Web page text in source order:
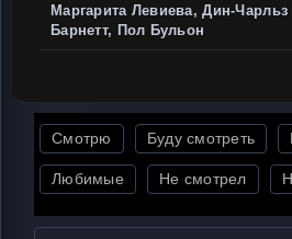
Маргарита Левиева, Дин-
Барнетт, Пол Бульон
Смотрю Буду смотреть
Любимые Не смотрел